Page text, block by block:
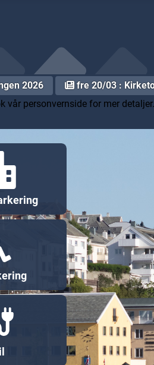
2026 fre 20/03 :
vår personvernside for mer detaljer.